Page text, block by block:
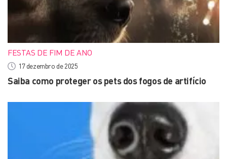
FESTAS DE FIM DE ANO
17 dezembro de 2025
Saiba como proteger os pets dos fogos de artifício